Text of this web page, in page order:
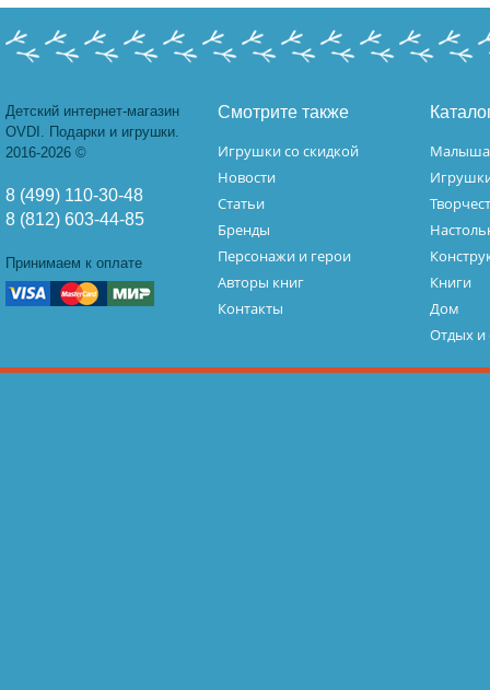
Детский интернет-магазин
OVDI. Подарки и игрушки.
2016-2026 ©
8 (499) 110-30-48
8 (812) 603-44-85
Принимаем к оплате
Смотрите также
Игрушки со скидкой
Новости
Статьи
Бренды
Персонажи и герои
Авторы книг
Контакты
Книги
Дом
Отдых и